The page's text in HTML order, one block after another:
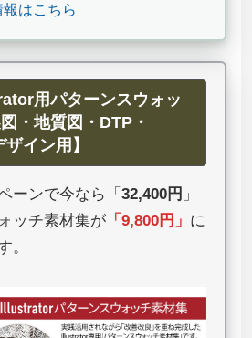
報はこちら
用パターンスウォッ
・地質図・DTP・
イン用】
ーンで今なら「 32,400円 」
ッチ素材集が 「 9,800円 」 に
。